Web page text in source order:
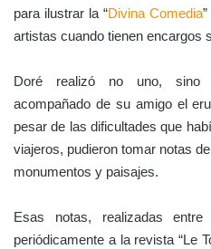
para ilustrar la “Divina Comedia
artistas cuando tienen encargos
Doré realizó no uno, sino
acompañado de su amigo el
pesar de las dificultades que
viajeros, pudieron tomar notas
monumentos y paisajes.
Esas notas, realizadas
periódicamente a la revista “Le